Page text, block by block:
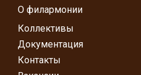
О филармонии
Коллективы
Документация
Контакты